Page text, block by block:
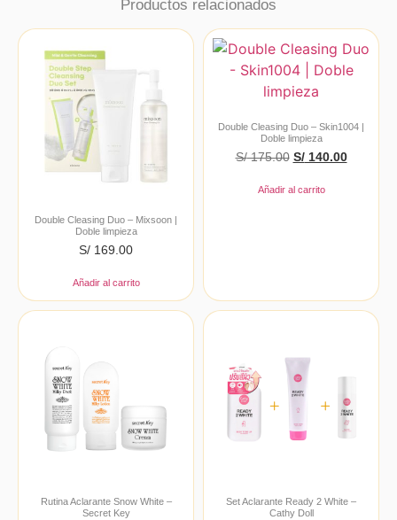
Productos relacionados
Double Cleasing Duo – Mixsoon |
Doble limpieza
S/ 169.00
Añadir al carrito
Double Cleasing Duo – Skin1004 |
Doble limpieza
S/175.00 S/140.00
Añadir al carrito
Rutina Aclarante Snow White –
Secret Key
Set Aclarante Ready 2 White –
Cathy Doll